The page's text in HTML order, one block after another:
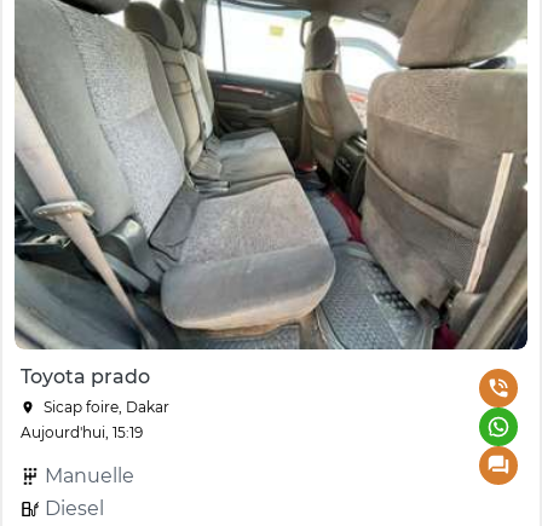
Toyota prado
Sicap foire, Dakar
Aujourd'hui, 15:19
Manuelle
Diesel